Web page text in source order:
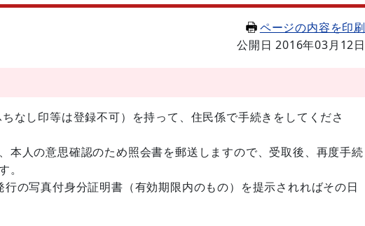
ページの内容を印刷
公開日 2016年03月12日
なし印等は登録不可）を持って、住民係で手続きをしてくださ
本人の意思確認のため照会書を郵送しますので、受取後、再度手続
。
の写真付身分証明書（有効期限内のもの）を提示されればその日